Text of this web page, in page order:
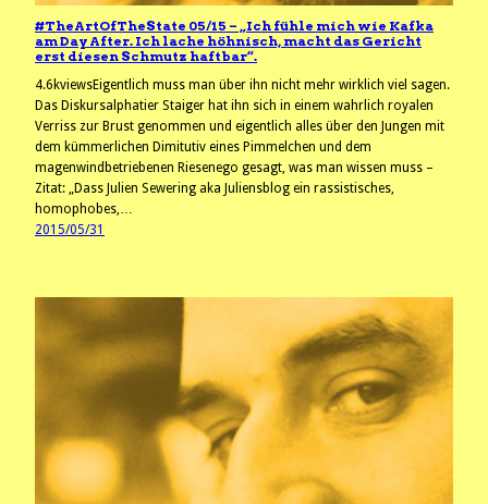
#TheArtOfTheState 05/15 – „Ich fühle mich wie Kafka
am Day After. Ich lache höhnisch, macht das Gericht
erst diesen Schmutz haftbar“.
4.6kviewsEigentlich muss man über ihn nicht mehr wirklich viel sagen.
Das Diskursalphatier Staiger hat ihn sich in einem wahrlich royalen
Verriss zur Brust genommen und eigentlich alles über den Jungen mit
dem kümmerlichen Dimitutiv eines Pimmelchen und dem
magenwindbetriebenen Riesenego gesagt, was man wissen muss –
Zitat: „Dass Julien Sewering aka Juliensblog ein rassistisches,
homophobes,…
2015/05/31